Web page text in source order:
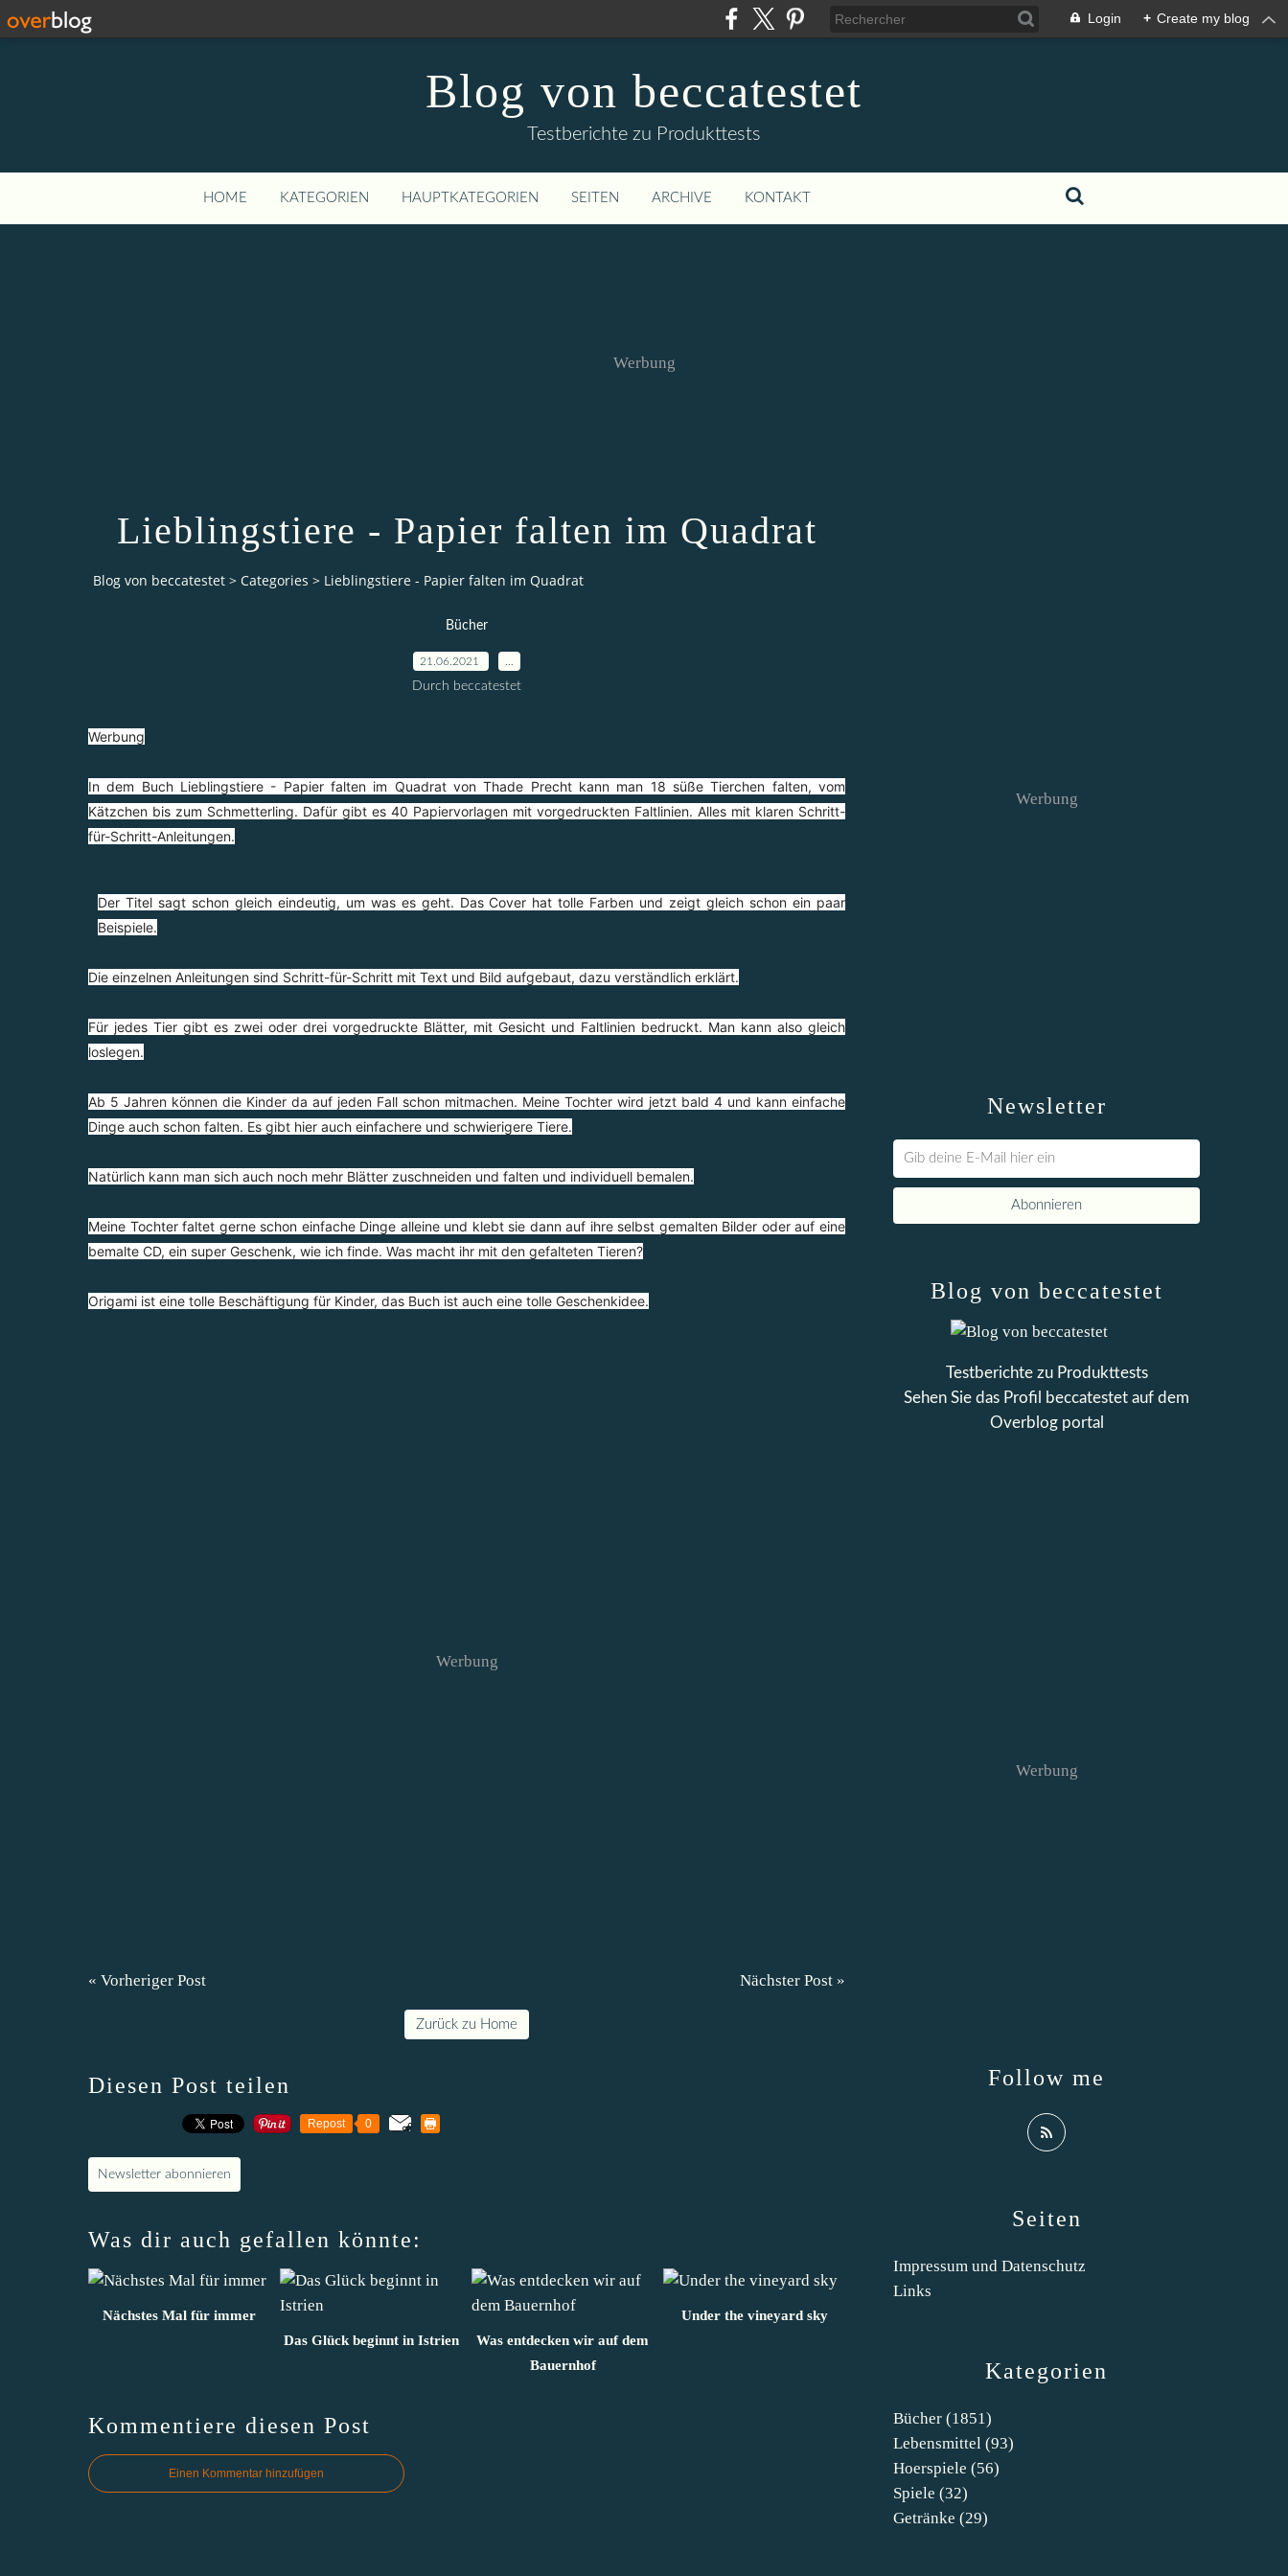
Login + Create my blog
Blog von beccatestet
Testberichte zu Produkttests
HOME KATEGORIEN HAUPTKATEGORIEN SEITEN ARCHIVE KONTAKT
Werbung
Lieblingstiere - Papier falten im Quadrat
Blog von beccatestet > Categories > Lieblingstiere - Papier falten im Quadrat
Bücher
21.06.2021
Durch beccatestet
Werbung
In dem Buch Lieblingstiere - Papier falten im Quadrat von Thade Precht kann man 18 süße Tierchen falten, vom
Kätzchen bis zum Schmetterling. Dafür gibt es 40 Papiervorlagen mit vorgedruckten Faltlinien. Alles mit klaren Schritt-
für-Schritt-Anleitungen.
Der Titel sagt schon gleich eindeutig, um was es geht. Das Cover hat tolle Farben und zeigt gleich schon ein paar
Beispiele.
Die einzelnen Anleitungen sind Schritt-für-Schritt mit Text und Bild aufgebaut, dazu verständlich erklärt.
Für jedes Tier gibt es zwei oder drei vorgedruckte Blätter, mit Gesicht und Faltlinien bedruckt. Man kann also gleich
loslegen.
Ab 5 Jahren können die Kinder da auf jeden Fall schon mitmachen. Meine Tochter wird jetzt bald 4 und kann einfache
Dinge auch schon falten. Es gibt hier auch einfachere und schwierigere Tiere.
Natürlich kann man sich auch noch mehr Blätter zuschneiden und falten und individuell bemalen.
Meine Tochter faltet gerne schon einfache Dinge alleine und klebt sie dann auf ihre selbst gemalten Bilder oder auf eine
bemalte CD, ein super Geschenk, wie ich finde. Was macht ihr mit den gefalteten Tieren?
Origami ist eine tolle Beschäftigung für Kinder, das Buch ist auch eine tolle Geschenkidee.
Werbung
« Vorheriger Post Nächster Post »
Zurück zu Home
Diesen Post teilen
Repost 0
Newsletter abonnieren
Was dir auch gefallen könnte:
Nächstes Mal für immer
Das Glück beginnt in Istrien
Was entdecken wir auf dem
Bauernhof
Under the vineyard sky
Kommentiere diesen Post
Einen Kommentar hinzufügen
Newsletter
Werbung
Kategorien
Bücher (1851)
Lebensmittel (93)
Hoerspiele (56)
Spiele (32)
Getränke (29)
Seiten
Impressum und Datenschutz
Links
Blog von beccatestet
Testberichte zu Produkttests
Sehen Sie das Profil
beccatestet auf dem
Overblog portal
Follow me
Werbung